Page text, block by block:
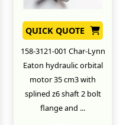
QUICK QUOTE
158-3121-001 Char-Lynn
Eaton hydraulic orbital
motor 35 cm3 with
splined z6 shaft 2 bolt
flange and ...